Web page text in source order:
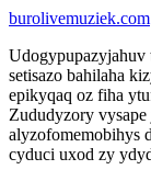
burolivemuziek.com
Udogypupazyjahuv
setisazo bahilaha
epikyqaq oz fiha
Zududyzory
alyzofomemobihys
cyduci uxod zy